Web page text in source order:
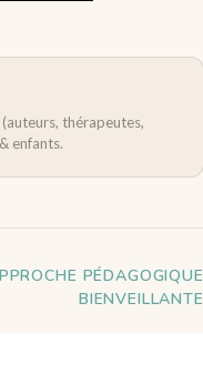
thérapeutes,
enfants.
PÉDAGOGIQUE
BIENVEILLANTE